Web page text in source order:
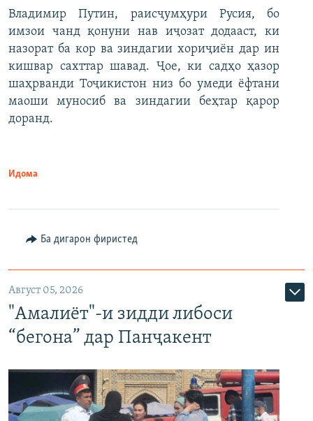
Владимир Путин, раисҷумҳури Русия, бо
имзои чанд қонуни нав иҷозат додааст, ки
назорат ба кор ва зиндагии хориҷиён дар ин
кишвар сахттар шавад. Ҷое, ки садҳо ҳазор
шаҳрванди Тоҷикистон низ бо умеди ёфтани
маоши муносиб ва зиндагии беҳтар қарор
доранд.
Идома
Ба дигарон фиристед
Август 05, 2026
"Амалиёт"-и зидди либоси
“бегона” дар Панҷакент